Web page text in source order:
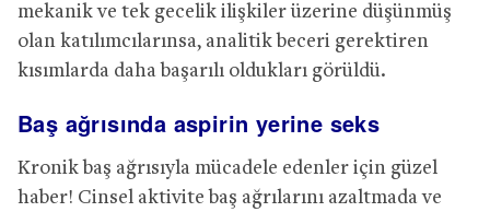
mekanik ve tek gecelik ilişkiler üzerine düşünmüş
olan katılımcılarınsa, analitik beceri gerektiren
kısımlarda daha başarılı oldukları görüldü.
Baş ağrısında aspirin yerine seks
Kronik baş ağrısıyla mücadele edenler için güzel
haber! Cinsel aktivite baş ağrılarını azaltmada ve